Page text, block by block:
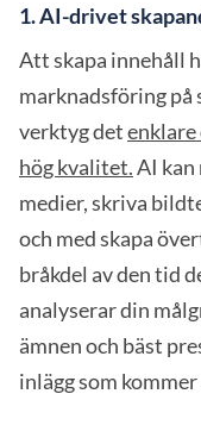
1. AI-drivet
Att skapa innehåll
marknadsföring på
verktyg detenklare
hög kvalitet.AI kan
medier, skriva
och med skapa
bråkdel av den tid
analyserar din
ämnen och bäst
inlägg som